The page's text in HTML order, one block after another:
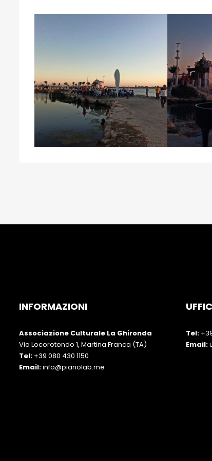
INFORMAZIONI
Associazione Culturale La Ghironda
Via Locorotondo 1, Martina Franca (TA)
Tel: +39 080 430 1150
Email:info@pianolab.me
Tel:
Email: